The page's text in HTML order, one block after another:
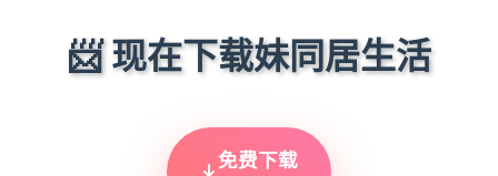
📨 现在下载妹同居生活
免费下载